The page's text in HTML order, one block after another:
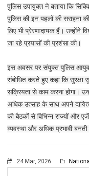
पुलिस उपायुक्त ने बताया कि
पुलिस की इन पहलों की सराहना
लिए भी प्रेरणादायक हैं। उन्होंने
जा रहे प्रयासों की प्रशंसा की।
इस अवसर पर संयुक्त पुलिस
संबोधित करते हुए कहा कि
सक्रियता से काम करना होगा।
अधिक उत्साह के साथ अपने
की बैठकों से विभिन्न राज्यों और
व्यवस्था और अधिक प्रभावी बनती
24 Mar, 2026